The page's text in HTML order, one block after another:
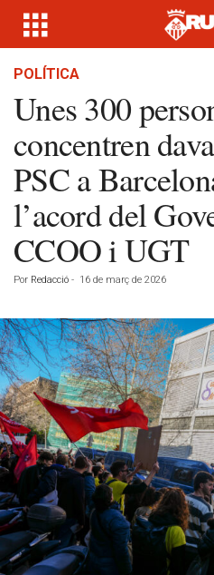
POLÍTICA
Unes 300
concentren
PSC a
l’acord del
CCOO i UGT
Por Redacció - 16 de març de 2026